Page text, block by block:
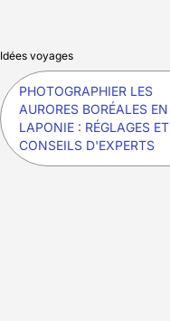
Idées voyages
PHOTOGRAPHIER LES
AURORES BORÉALES EN
LAPONIE : RÉGLAGES ET
CONSEILS D'EXPERTS